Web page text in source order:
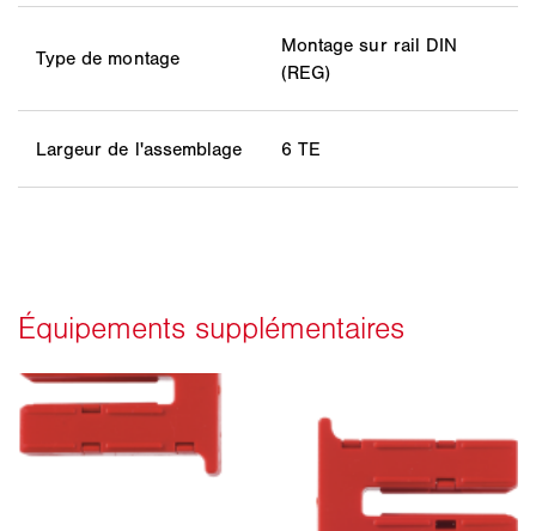
Type de montage
Montage sur rail DIN
(REG)
Largeur de l'assemblage 6 TE